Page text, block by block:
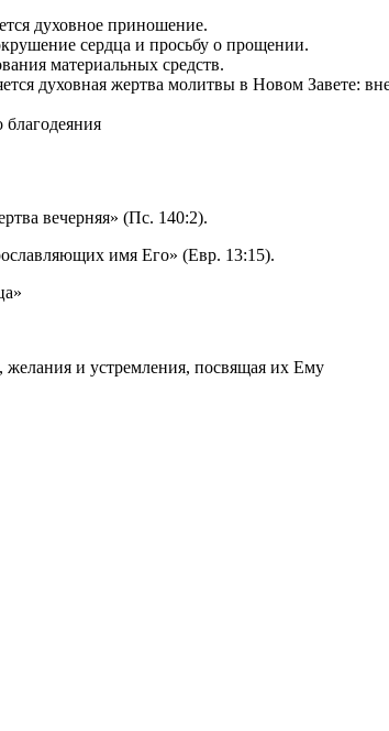
духовное приношение.
сердца и просьбу о прощении.
материальных средств.
духовная жертва молитвы в Новом Завете:
вечерняя» (Пс. 140:2).
имя Его» (Евр. 13:15).
желания и устремления, посвящая их Ему